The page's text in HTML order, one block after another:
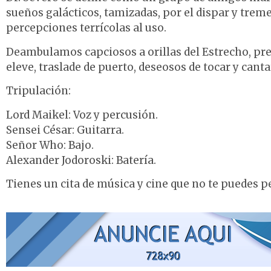
sueños galácticos, tamizadas, por el dispar y
percepciones terrícolas al uso.
Deambulamos capciosos a orillas del Estrecho,
eleve, traslade de puerto, deseosos de tocar y
Tripulación:
Lord Maikel: Voz y percusión.
Sensei César: Guitarra.
Señor Who: Bajo.
Alexander Jodoroski: Batería.
Tienes un cita de música y cine que no te puedes